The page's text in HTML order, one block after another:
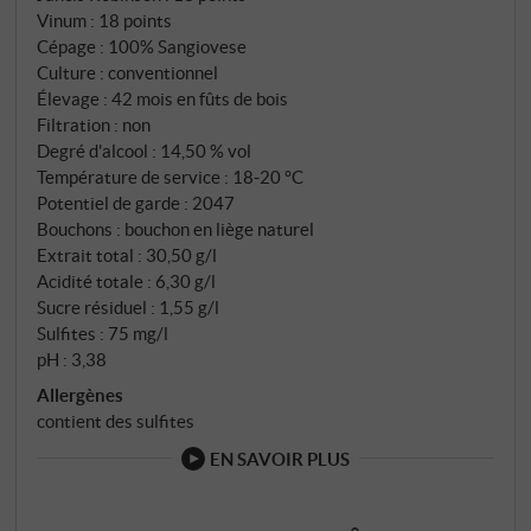
Vinum : 18 points
Cépage : 100% Sangiovese
Culture : conventionnel
Élevage : 42 mois en fûts de bois
Filtration : non
Degré d'alcool : 14,50 % vol
Température de service : 18‑20 °C
Potentiel de garde : 2047
Bouchons : bouchon en liège naturel
Extrait total : 30,50 g/l
Acidité totale : 6,30 g/l
Sucre résiduel : 1,55 g/l
Sulfites : 75 mg/l
pH : 3,38
Allergènes
contient des sulfites
EN SAVOIR PLUS